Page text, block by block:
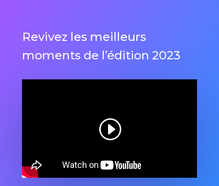
Revivez les meilleurs
moments de l’édition 2023